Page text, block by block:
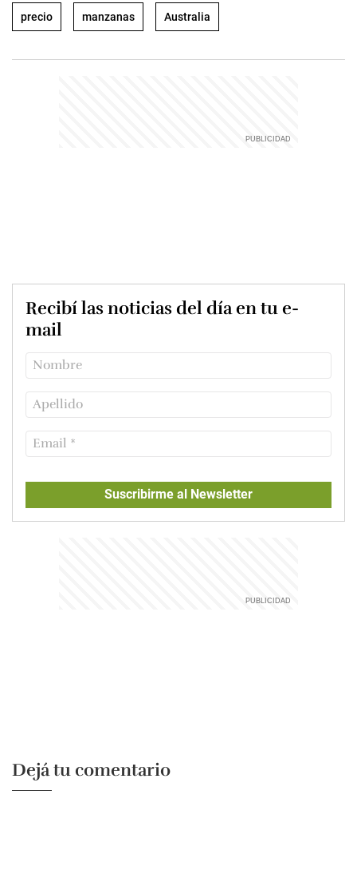
precio manzanas Australia
Recibí las noticias del día en tu e-
mail
Suscribirme al Newsletter
Dejá tu comentario